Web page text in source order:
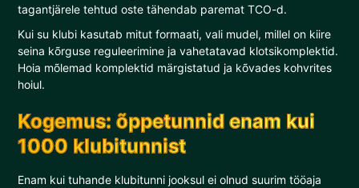
tagantjärele tehtud oste tähendab paremat TCO-d.
Kui su klubi kasutab mitut formaati, vali mudel, millel on kiire
seina kõrguse reguleerimine ja vahetatavad klotsikomplektid.
Hoia mõlemad komplektid märgistatud ja kõvades kohvrites
hoiul.
Kogemus: õppetunnid enam kui
1000 klubitunnist
Enam kui tuhande klubitunni jooksul ei olnud suurim tööaja